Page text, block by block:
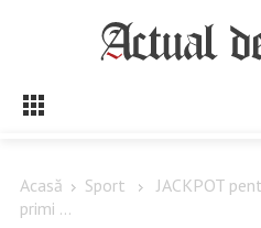
Acasă Sport
JACKPOT
primi ...